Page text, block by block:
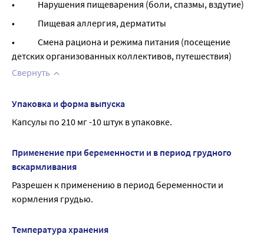
•             Нарушения пищеварения (боли, спазмы, вздутие)
•             Пищевая аллергия, дерматиты
•             Смена рациона и режима питания (посещение
детских организованных коллективов, путешествия)
Свернуть
Упаковка и форма выпуска
Капсулы по 210 мг -10 штук в упаковке.
Применение при беременности и в период грудного
вскармливания
Разрешен к применению в период беременности и
кормления грудью.
Температура хранения